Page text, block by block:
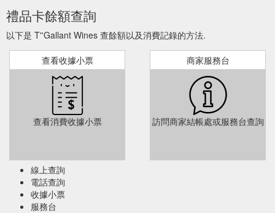
禮品卡餘額查詢
以下是 T''Gallant Wines 查餘額以及消費記錄的方法.
查看收據小票
查看消費收據小票
商家服務台
訪問商家結帳處或服務台查詢
線上查詢
電話查詢
收據小票
服務台